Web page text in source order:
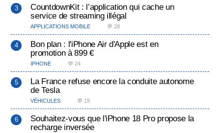
CountdownKit : l’application qui cache un
service de streaming illégal
APPLICATIONS MOBILE 💬 28
Bon plan : l'iPhone Air d'Apple est en
promotion à 899 €
IPHONE 💬 24
La France refuse encore la conduite autonome
de Tesla
VÉHICULES 💬 19
Souhaitez-vous que l'iPhone 18 Pro propose la
recharge inversée